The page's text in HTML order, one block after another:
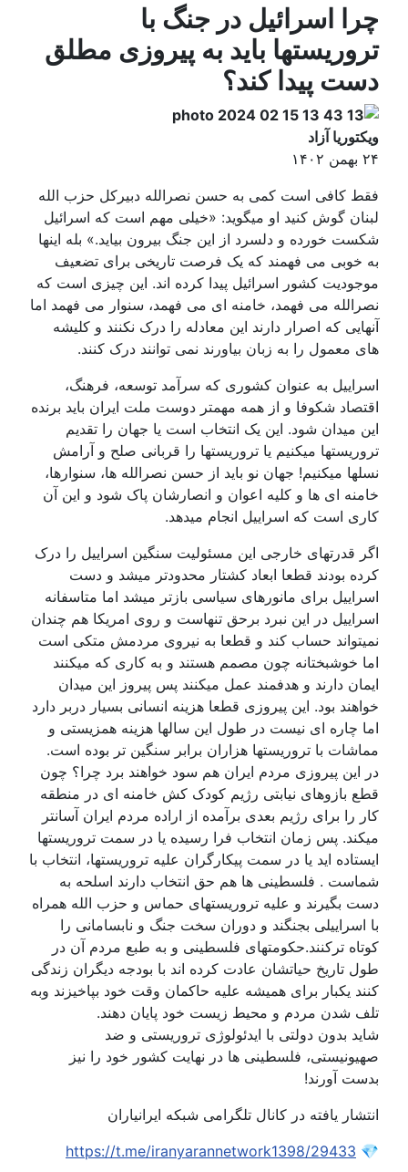
چرا اسرائیل در جنگ با
تروریستها باید به پیروزی مطلق
دست پیدا کند؟
ویکتوریا آزاد
۲۴ بهمن ۱۴۰۲
فقط کافی است کمی به حسن ‎نصرالله دبیرکل حزب الله
لبنان گوش کنید او میگوید: «خیلی مهم است که اسرائیل
شکست خورده و دلسرد از این جنگ بیرون بیاید.» بله اینها
به خوبی می فهمند که یک فرصت تاریخی برای تضعیف
موجودیت کشور اسرائیل پیدا کرده اند. این چیزی است که
نصرالله می فهمد، خامنه ای می فهمد، سنوار می فهمد اما
آنهایی که اصرار دارند این معادله را درک نکنند و کلیشه
های معمول را به زبان بیاورند نمی توانند درک کنند.
اسراییل به عنوان کشوری که سرآمد توسعه، فرهنگ،
اقتصاد شکوفا و از همه مهمتر دوست ملت ایران باید برنده
این میدان شود. این یک انتخاب است یا جهان را تقدیم
تروریستها میکنیم یا تروریستها را قربانی صلح و آرامش
نسلها میکنیم! جهان نو باید از حسن نصرالله ها، سنوارها،
خامنه ای ها و کلیه اعوان و انصارشان پاک شود و این آن
کاری است که اسراییل انجام میدهد.
اگر قدرتهای خارجی این مسئولیت سنگین اسراییل را درک
کرده بودند قطعا ابعاد کشتار محدودتر میشد و دست
اسراییل برای مانورهای سیاسی بازتر میشد اما متاسفانه
اسراییل در این نبرد برحق تنهاست و روی امریکا هم چندان
نمیتواند حساب کند و قطعا به نیروی مردمش متکی است
اما خوشبختانه چون مصمم هستند و به کاری که میکنند
ایمان دارند و هدفمند عمل میکنند پس پیروز این میدان
خواهند بود. این پیروزی قطعا هزینه انسانی بسیار دربر دارد
اما چاره ای نیست در طول این سالها هزینه همزیستی و
مماشات با تروریستها هزاران برابر سنگین تر بوده است.
در این پیروزی مردم ایران هم سود خواهند برد چرا؟ چون
قطع بازوهای نیابتی رژیم کودک کش خامنه ای در منطقه
کار را برای رژیم بعدی برآمده از اراده مردم ایران آسانتر
میکند. پس زمان انتخاب فرا رسیده یا در سمت تروریستها
ایستاده اید یا در سمت پیکارگران علیه تروریستها، انتخاب با
شماست . فلسطینی ها هم حق انتخاب دارند اسلحه به
دست بگیرند و علیه تروریستهای حماس و حزب الله همراه
با اسراییلی بجنگند و دوران سخت جنگ و نابسامانی را
کوتاه ترکنند.حکومتهای فلسطینی و به طبع مردم آن در
طول تاریخ حیاتشان عادت کرده اند با بودجه دیگران زندگی
کنند یکبار برای همیشه علیه حاکمان وقت خود بپاخیزند وبه
تلف شدن مردم و محیط زیست خود پایان دهند.
شاید بدون دولتی با ایدئولوژی تروریستی و ضد
صهیونیستی، فلسطینی ها در نهایت کشور خود را نیز
بدست آورند!
انتشار یافته در کانال تلگرامی شبکه ایرانیاران
💎
https://t.me/iranyarannetwork1398/29433